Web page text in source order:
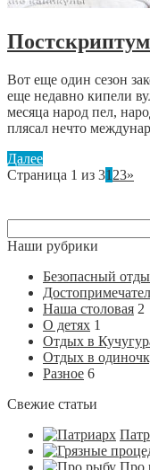
Постскриптум
Вот еще один сезон
еще недавно кипели
месяца народ пел,
плясал нечто
Далее
Страница 1 из 31 23»
Наши рубрики
Безопасный
Наша столовая 2
О детях 1
Отдых в
Отдых в
Разное 6
Свежие статьи
Про